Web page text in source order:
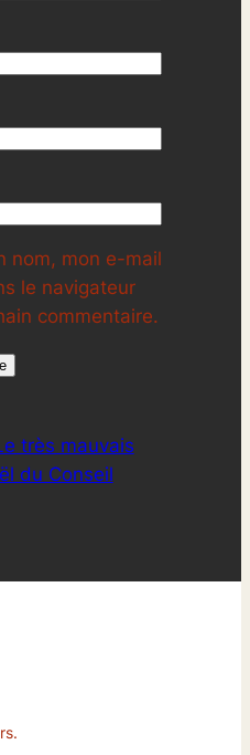
nom, mon e-mail
le navigateur
commentaire.
très mauvais
du Conseil